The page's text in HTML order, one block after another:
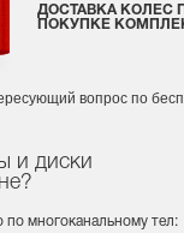
и диски
многоканальному тел:
ДОСТАВКА КОЛЕС
ПОКУПКЕ
вопрос по